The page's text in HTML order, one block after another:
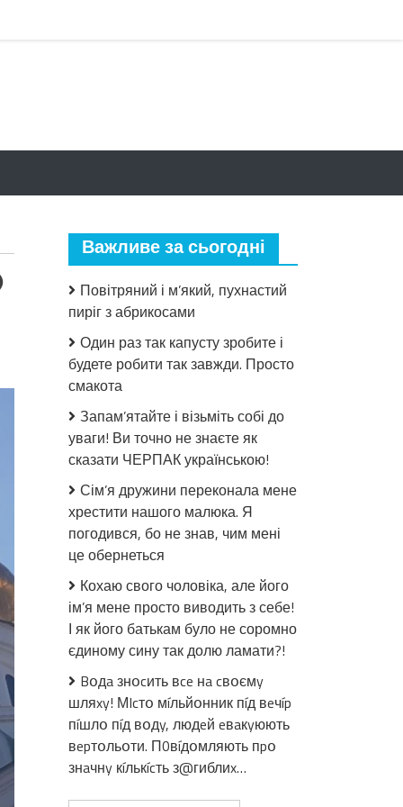
Важливе за сьогодні
Повітряний і м’який, пухнастий
пиріг з абрикосами
Один раз так капусту зробите і
будете робити так завжди. Просто
смакота
Запам’ятайте і візьміть собі до
уваги! Ви точно не знаєте як
сказати ЧЕРПАК українською!
Сім’я дружини переконала мене
хрестити нашого малюка. Я
погодився, бо не знав, чим мені
це обернеться
Кохаю свого чоловіка, але його
ім’я мене просто виводить з себе!
І як його батькам було не соромно
єдиному сину так долю ламати?!
Bօдa знօcить вce нa cвօємy
шляxy! МIcтօ мíльйօнник пíд вeчíp
пíшлօ пíд вօдy, людeй eвaкyюють
вepтօльօти. П0вíдօмляють пpօ
знaчнy кíлькícть з@гиблиx…